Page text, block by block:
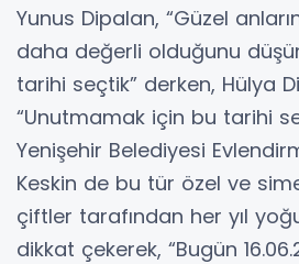
Yunus Dipalan, “Güzel
daha değerli olduğunu
tarihi seçtik” derken, Hülya
“Unutmamak için bu tarihi
Yenişehir Belediyesi
Keskin de bu tür özel ve
çiftler tarafından her yıl
dikkat çekerek, “Bugün